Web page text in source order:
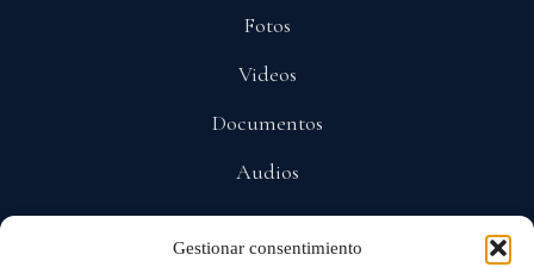
Gestionar consentimiento
Fotos
Videos
Documentos
Audios